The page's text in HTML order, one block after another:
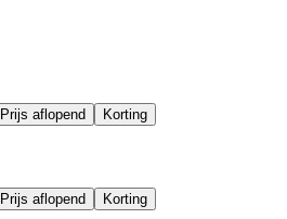
Prijs aflopend Korting
Prijs aflopend Korting